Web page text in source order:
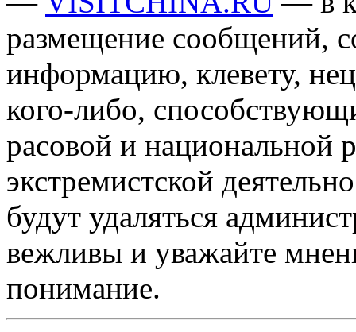
размещение сообщений,
информацию, клевету,
кого-либо,
расовой и национальной
экстремистской
будут удаляться
вежливы и уважайте
понимание.